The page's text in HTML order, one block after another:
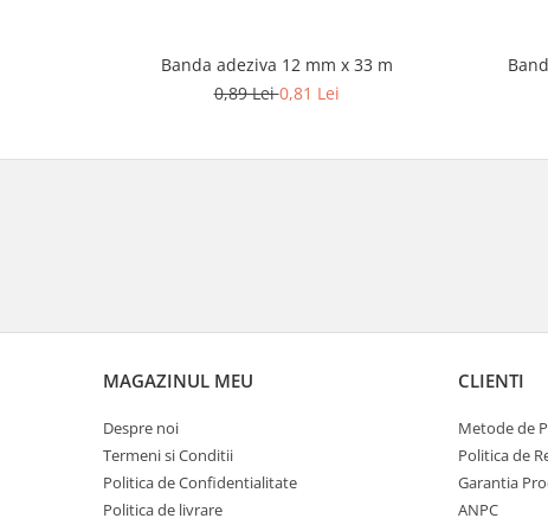
Banda adeziva 12 mm x 33 m
0,89 Lei0,81 Lei
MAGAZINUL MEU
Despre noi
Termeni si Conditii
Politica de Confidentialitate
Politica de livrare
CLIENTI
Metode de
Politica de
Garantia
ANPC